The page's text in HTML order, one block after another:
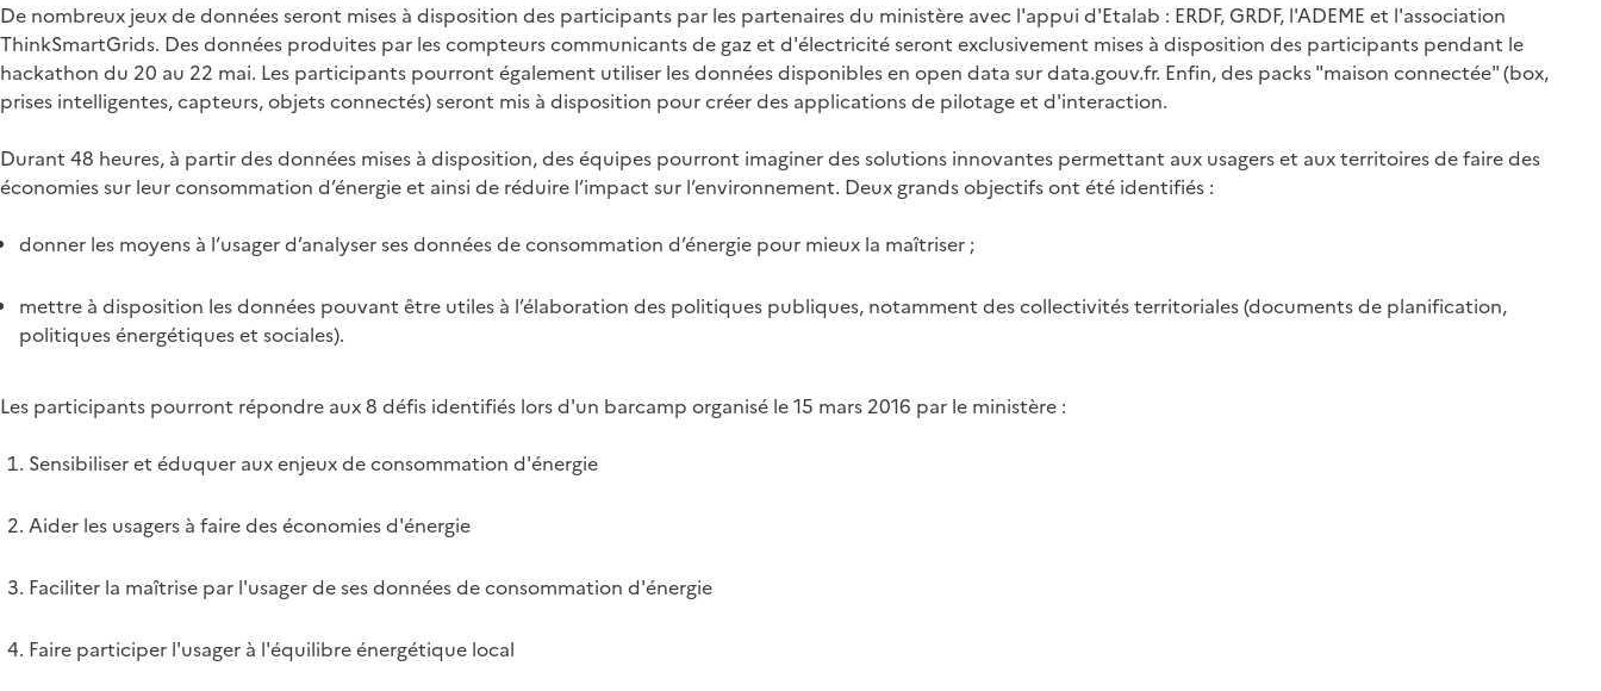
De nombreux jeux de données seront mises à disposition des participants par les partenaires du ministère avec l'appui d'Etalab : ERDF, GRDF, l'ADEME et l'association
ThinkSmartGrids. Des données produites par les compteurs communicants de gaz et d'électricité seront exclusivement mises à disposition des participants pendant le
hackathon du 20 au 22 mai. Les participants pourront également utiliser les données disponibles en open data sur data.gouv.fr. Enfin, des packs "maison connectée" (box,
prises intelligentes, capteurs, objets connectés) seront mis à disposition pour créer des applications de pilotage et d'interaction.
Durant 48 heures, à partir des données mises à disposition, des équipes pourront imaginer des solutions innovantes permettant aux usagers et aux territoires de faire des
économies sur leur consommation d’énergie et ainsi de réduire l’impact sur l’environnement. Deux grands objectifs ont été identifiés :
donner les moyens à l’usager d’analyser ses données de consommation d’énergie pour mieux la maîtriser ;
mettre à disposition les données pouvant être utiles à l’élaboration des politiques publiques, notamment des collectivités territoriales (documents de planification,
politiques énergétiques et sociales).
Les participants pourront répondre aux 8 défis identifiés lors d'un barcamp organisé le 15 mars 2016 par le ministère :
Sensibiliser et éduquer aux enjeux de consommation d'énergie
Aider les usagers à faire des économies d'énergie
Faciliter la maîtrise par l'usager de ses données de consommation d'énergie
Faire participer l'usager à l'équilibre énergétique local